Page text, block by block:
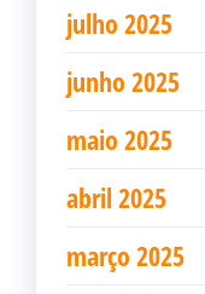
julho 2025
junho 2025
maio 2025
abril 2025
março 2025